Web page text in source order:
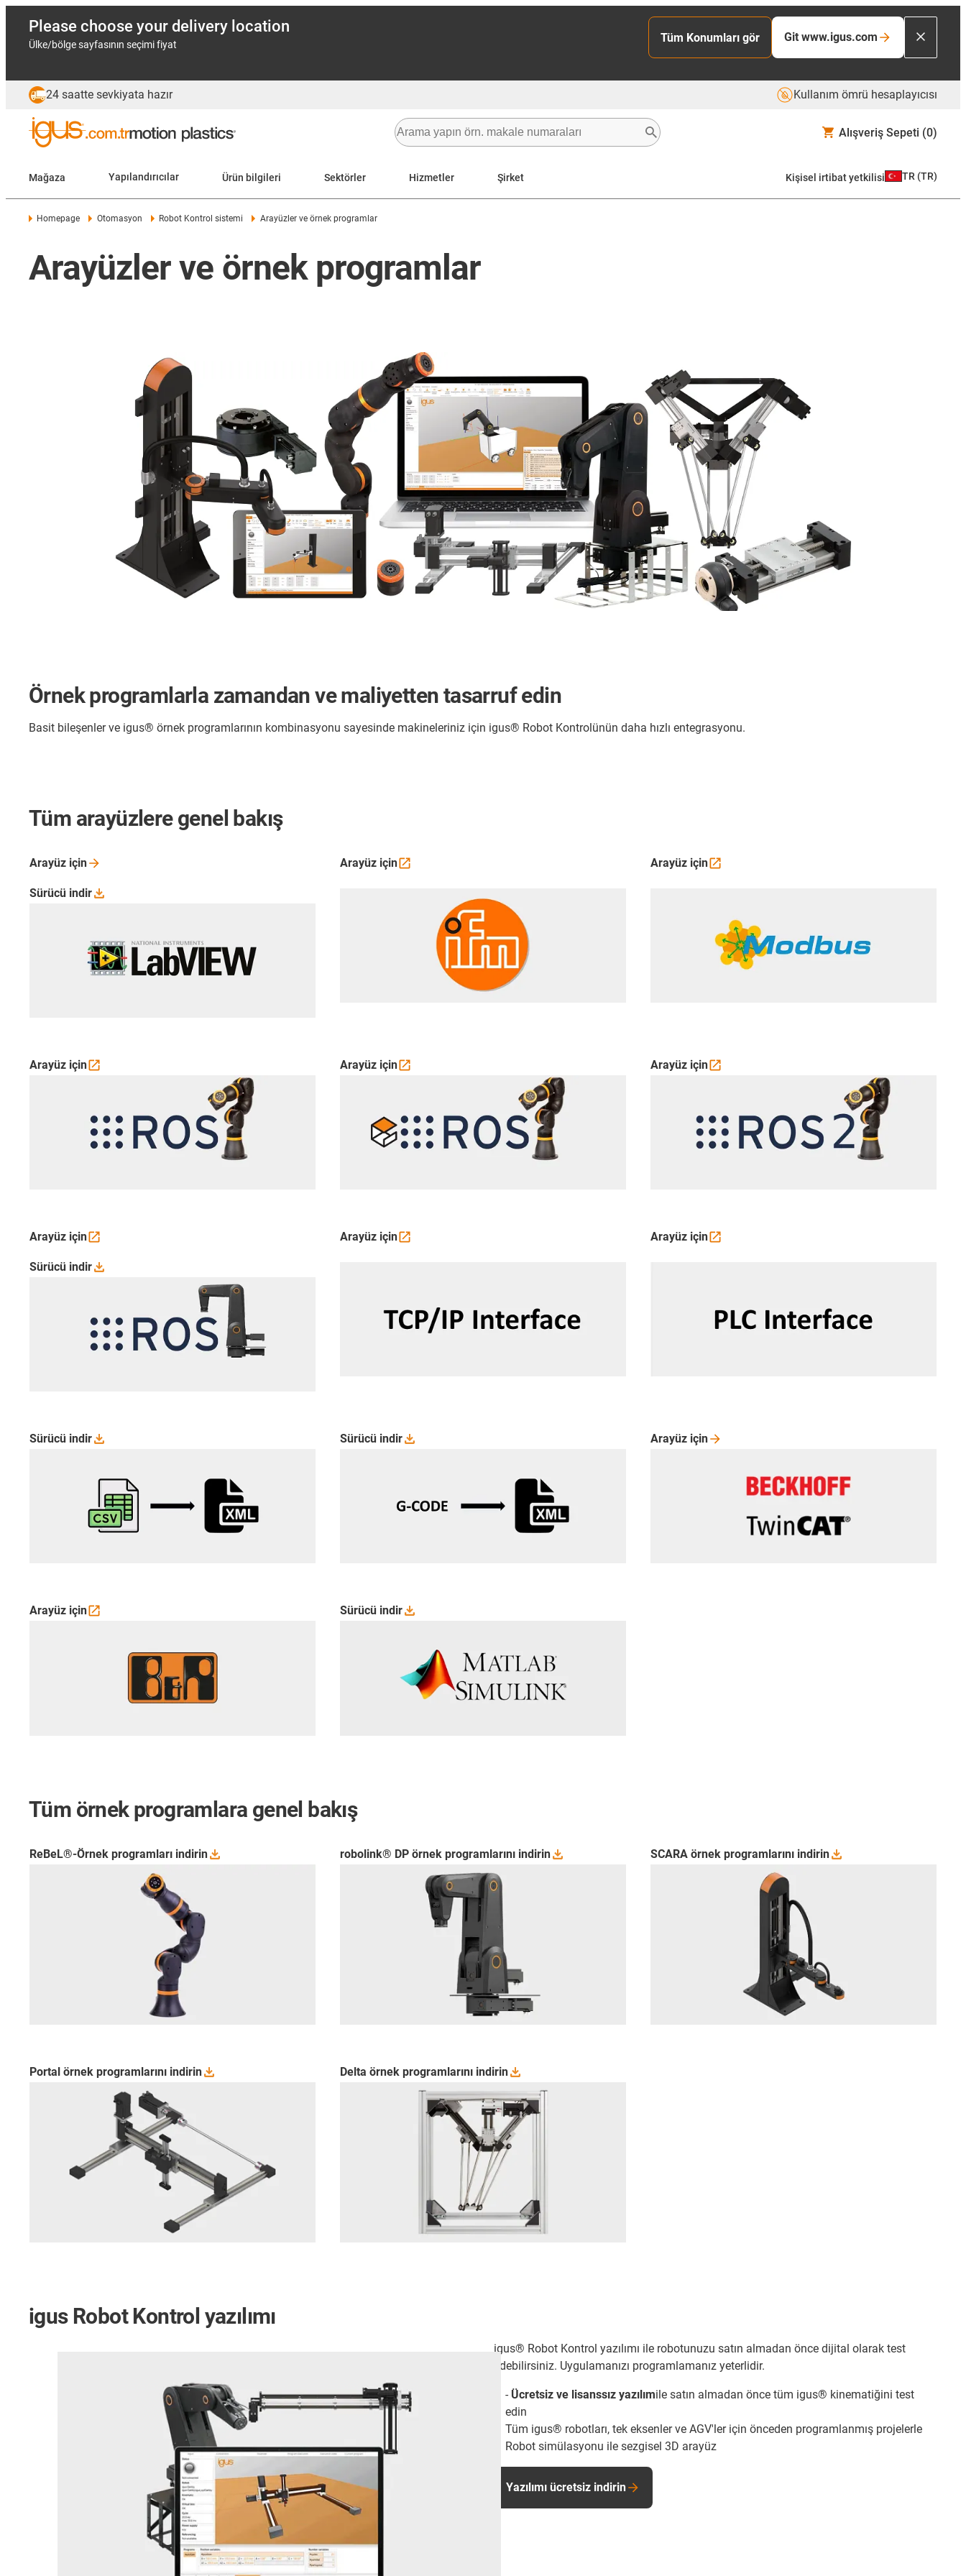
Please choose your delivery location
Ülke/bölge sayfasının seçimi fiyat
Tüm Konumları gör Git www.igus.com
24 saatte sevkiyata hazır Kullanım ömrü hesaplayıcısı
Alışveriş Sepeti (0)
Mağaza Yapılandırıcılar Ürün bilgileri Sektörler Hizmetler Şirket Kişisel irtibat yetkilisi TR (TR)
Homepage Otomasyon Robot Kontrol sistemi Arayüzler ve örnek programlar
Arayüzler ve örnek programlar
Örnek programlarla zamandan ve maliyetten tasarruf edin
Basit bileşenler ve igus® örnek programlarının kombinasyonu sayesinde makineleriniz için igus® Robot Kontrolünün daha hızlı entegrasyonu.
Tüm arayüzlere genel bakış
Arayüz için
Sürücü indir
Arayüz için Arayüz için
Arayüz için Arayüz için Arayüz için
Arayüz için
Sürücü indir
Arayüz için Arayüz için
Sürücü indir Sürücü indir Arayüz için
Arayüz için Sürücü indir
Tüm örnek programlara genel bakış
ReBeL®-Örnek programları indirin robolink® DP örnek programlarını indirin SCARA örnek programlarını indirin
Portal örnek programlarını indirin Delta örnek programlarını indirin
igus Robot Kontrol yazılımı
igus® Robot Kontrol yazılımı ile robotunuzu satın almadan önce dijital olarak test
edebilirsiniz. Uygulamanızı programlamanız yeterlidir.
- Ücretsiz ve lisanssız yazılımile satın almadan önce tüm igus® kinematiğini test
edin
Tüm igus® robotları, tek eksenler ve AGV'ler için önceden programlanmış projelerle
Robot simülasyonu ile sezgisel 3D arayüz
Yazılımı ücretsiz indirin